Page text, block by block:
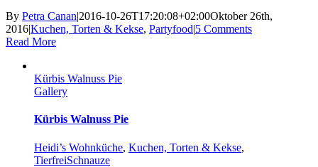
By Petra Canan|2016-10-26T17:20:08+02:00Oktober 26th,
2016|Kuchen, Torten & Kekse, Partyfood|5 Comments
Read More
Kürbis Walnuss Pie
Gallery
Kürbis Walnuss Pie
Heidi’s Wohnküche, Kuchen, Torten & Kekse,
TierfreiSchnauze